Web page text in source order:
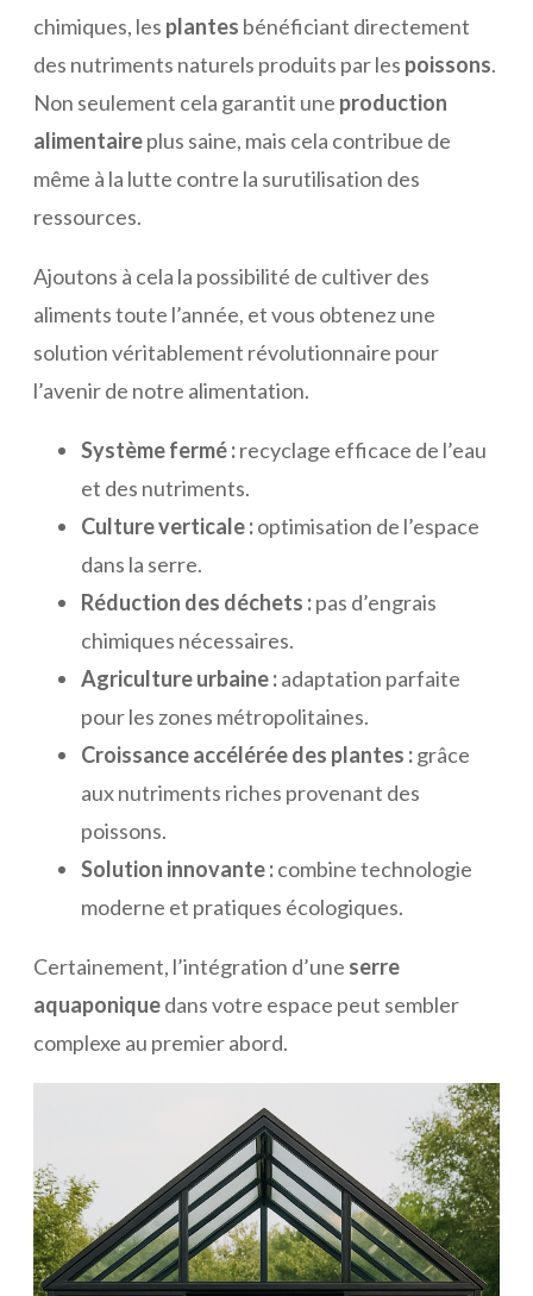
chimiques, les plantes bénéficiant directement
des nutriments naturels produits par les poissons.
Non seulement cela garantit une production
alimentaireplus saine, mais cela contribue de
même à la lutte contre la surutilisation des
ressources.
Ajoutons à cela la possibilité de cultiver des
aliments toute l’année, et vous obtenez une
solution véritablement révolutionnaire pour
l’avenir de notre alimentation.
Système fermé :recyclage efficace de l’eau
et des nutriments.
Culture verticale :optimisation de l’espace
dans la serre.
Réduction des déchets :pas d’engrais
chimiques nécessaires.
Agriculture urbaine :adaptation parfaite
pour les zones métropolitaines.
Croissance accélérée des plantes :grâce
aux nutriments riches provenant des
poissons.
Solution innovante :combine technologie
moderne et pratiques écologiques.
Certainement, l’intégration d’une serre
aquaponiquedans votre espace peut sembler
complexe au premier abord.